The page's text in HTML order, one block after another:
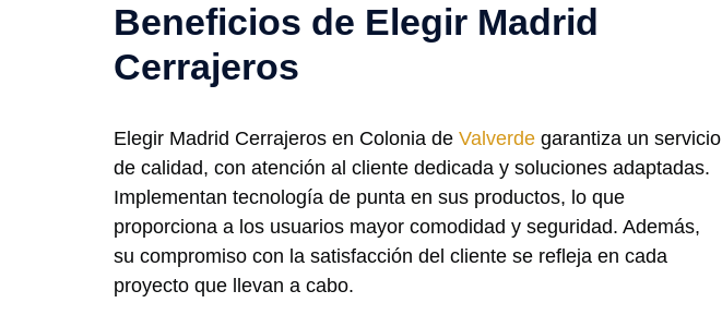
Beneficios de Elegir Madrid
Cerrajeros
Elegir Madrid Cerrajeros en Colonia de Valverde garantiza un servicio
de calidad, con atención al cliente dedicada y soluciones adaptadas.
Implementan tecnología de punta en sus productos, lo que
proporciona a los usuarios mayor comodidad y seguridad. Además,
su compromiso con la satisfacción del cliente se refleja en cada
proyecto que llevan a cabo.